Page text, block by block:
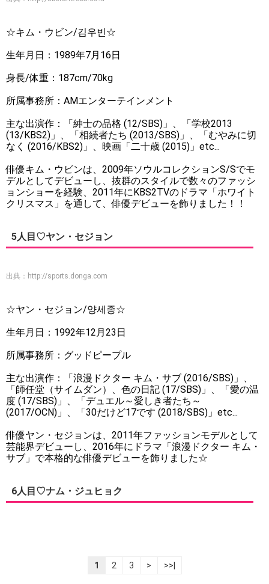
☆キム・ウビン/김우빈☆
生年月日：1989年7月16日
身長/体重：187cm/70kg
所属事務所：AMエンターテインメント
主な出演作：「紳士の品格 (12/SBS)」、「学校2013
(13/KBS2)」、「相続者たち (2013/SBS)」、「むやみに切
なく (2016/KBS2)」、映画「二十歳 (2015)」etc...
俳優キム・ウビンは、2009年ソウルコレクションS/Sでモ
デルとしてデビューし、抜群のスタイルで数々のファッシ
ョンショーを経験、2011年にKBS2TVのドラマ「ホワイト
クリスマス」を通して、俳優デビューを飾りました！！
5人目♡ヤン・セジョン
出典： http://sports.donga.com
☆ヤン・セジョン/양세종☆
生年月日：1992年12月23日
所属事務所：グッドピープル
主な出演作：「浪漫ドクター キム・サブ (2016/SBS)」、
「師任堂（サイムダン）、色の日記 (17/SBS)」、「愛の温
度 (17/SBS)」、「デュエル～愛しき者たち～
(2017/OCN)」、「30だけど17です (2018/SBS)」etc...
俳優ヤン・セジョンは、2011年ファッションモデルとして
芸能界デビューし、2016年にドラマ「浪漫ドクター キム・
サブ」で本格的な俳優デビューを飾りました☆
6人目♡ナム・ジュヒョク
1 2 3 > >>|